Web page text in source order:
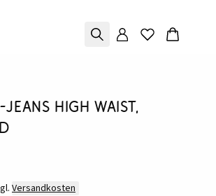
High Waist,
Versandkosten